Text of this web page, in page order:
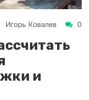
Игорь Ковалев 0
и